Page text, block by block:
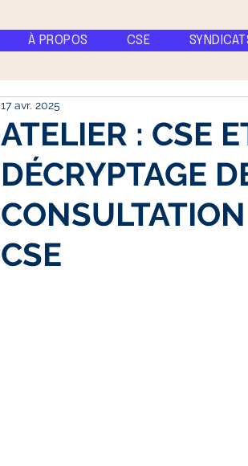
À PROPOS CSE
ATELIER : CSE
DÉCRYPTAGE
CSE​​​​​​
17 avr. 2025